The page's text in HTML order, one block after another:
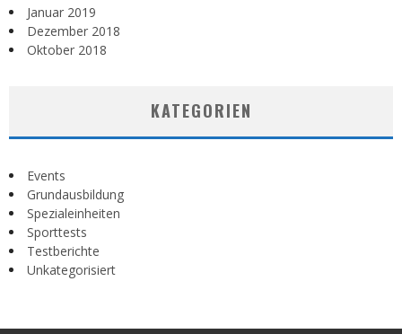
Januar 2019
Dezember 2018
Oktober 2018
KATEGORIEN
Events
Grundausbildung
Spezialeinheiten
Sporttests
Testberichte
Unkategorisiert